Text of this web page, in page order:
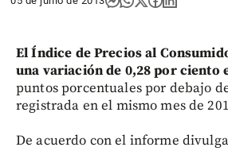
El Índice de Precios al
una variación de 0,28 por ciento
puntos porcentuales por debajo
registrada en el mismo mes de
De acuerdo con el informe